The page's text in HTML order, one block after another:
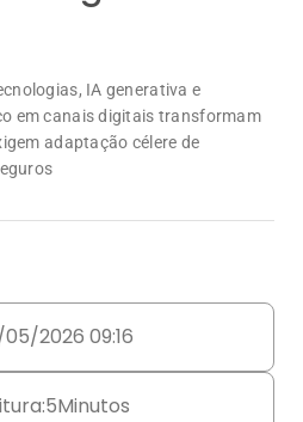
IA generativa e
em canais digitais transformam
adaptação célere de
2026 09:16
5Minutos